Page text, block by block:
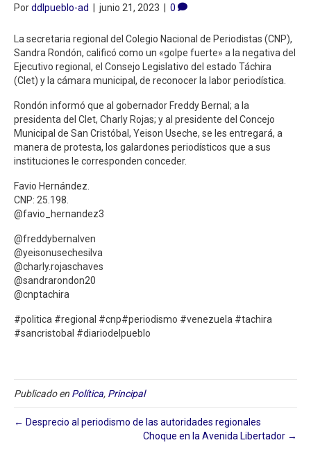
Porddlpueblo-ad junio 21, 2023 0
La secretaria regional del Colegio Nacional de Periodistas (CNP),
Sandra Rondón, calificó como un «golpe fuerte» a la negativa del
Ejecutivo regional, el Consejo Legislativo del estado Táchira
(Clet) y la cámara municipal, de reconocer la labor periodística.
Rondón informó que al gobernador Freddy Bernal; a la
presidenta del Clet, Charly Rojas; y al presidente del Concejo
Municipal de San Cristóbal, Yeison Useche, se les entregará, a
manera de protesta, los galardones periodísticos que a sus
instituciones le corresponden conceder.
Favio Hernández.
CNP: 25.198.
@favio_hernandez3
@freddybernalven
@yeisonusechesilva
@charly.rojaschaves
@sandrarondon20
@cnptachira
#politica #regional #cnp#periodismo #venezuela #tachira
#sancristobal #diariodelpueblo
Publicado en Política, Principal
← Desprecio al periodismo de las autoridades regionales
Choque en la Avenida Libertador⁣ →